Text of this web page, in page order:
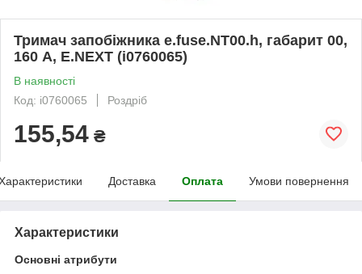
Тримач запобіжника e.fuse.NT00.h, габарит 00,
160 А, E.NEXT (i0760065)
В наявності
Код: i0760065
Роздріб
155,54 ₴
Доставка Оплата Умови повернення
Характеристики
Основні атрибути